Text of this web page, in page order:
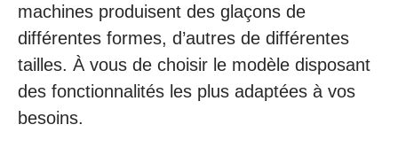
machines produisent des glaçons de
différentes formes, d’autres de différentes
tailles. À vous de choisir le modèle disposant
des fonctionnalités les plus adaptées à vos
besoins.